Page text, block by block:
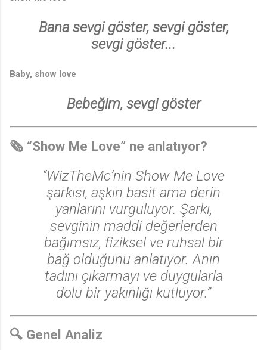
Bana sevgi göster, sevgi göster,
sevgi göster...
Baby, show love
Bebeğim, sevgi göster
🗞️ “Show Me Love” ne anlatıyor?
“WizTheMc’nin Show Me Love
şarkısı, aşkın basit ama derin
yanlarını vurguluyor. Şarkı,
sevginin maddi değerlerden
bağımsız, fiziksel ve ruhsal bir
bağ olduğunu anlatıyor. Anın
tadını çıkarmayı ve duygularla
dolu bir yakınlığı kutluyor.”
🔍 Genel Analiz